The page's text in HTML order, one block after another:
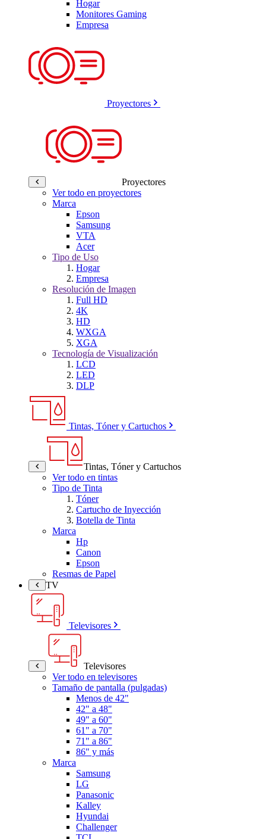
Hogar
Monitores Gaming
Empresa
Proyectores
Proyectores
Ver todo en proyectores
Marca
Epson
Samsung
VTA
Acer
Tipo de Uso
Hogar
Empresa
Resolución de Imagen
Full HD
4K
HD
WXGA
XGA
Tecnología de Visualización
LCD
LED
DLP
Tintas, Tóner y Cartuchos
Tintas, Tóner y Cartuchos
Ver todo en tintas
Tipo de Tinta
Tóner
Cartucho de Inyección
Botella de Tinta
Marca
Hp
Canon
Epson
Resmas de Papel
TV
Televisores
Televisores
Ver todo en televisores
Tamaño de pantalla (pulgadas)
Menos de 42"
42" a 48"
49" a 60"
61" a 70"
71" a 86"
86" y más
Marca
Samsung
LG
Panasonic
Kalley
Hyundai
Challenger